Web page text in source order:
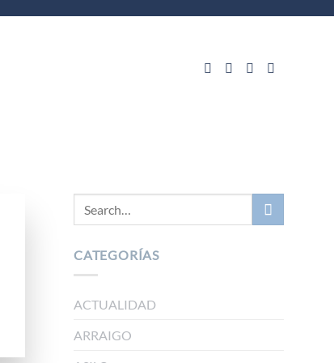
CATEGORÍAS
ACTUALIDAD
ARRAIGO